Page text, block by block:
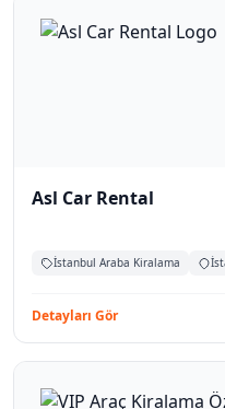
Asl Car Rental
İstanbul Araba Kiralama
Detayları Gör